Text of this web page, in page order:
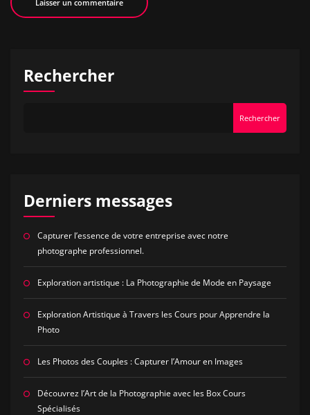
Rechercher
Rechercher
Derniers messages
Capturer l’essence de votre entreprise avec notre
photographe professionnel.
Exploration artistique : La Photographie de Mode en Paysage
Exploration Artistique à Travers les Cours pour Apprendre la
Photo
Les Photos des Couples : Capturer l’Amour en Images
Découvrez l’Art de la Photographie avec les Box Cours
Spécialisés